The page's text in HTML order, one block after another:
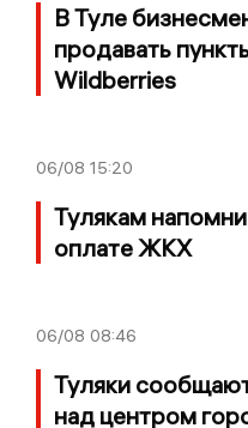
В Туле
продавать
Wildberries
06/08 15:20
Тулякам
оплате ЖКХ
06/08 08:46
Туляки
над центром